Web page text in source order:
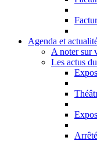
Agenda et
A noter sur
Les actus